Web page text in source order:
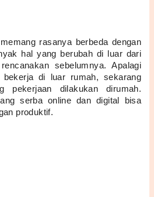
rasanya berbeda dengan
hal yang berubah di luar dari
sebelumnya. Apalagi
bekerja di luar rumah, sekarang
pekerjaan dilakukan dirumah.
serba online dan digital bisa
produktif.